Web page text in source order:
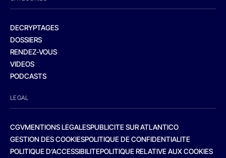
DECRYPTAGES
DOSSIERS
RENDEZ-VOUS
VIDEOS
PODCASTS
LEGAL
CGVMENTIONS LEGALESPUBLICITE SUR ATLANTICO
GESTION DES COOKIESPOLITIQUE DE CONFIDENTIALITE
POLITIQUE D’ACCESSIBILITEPOLITIQUE RELATIVE AUX COOKIES